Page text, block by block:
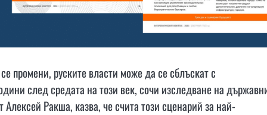
промени, руските власти може да се сблъскат с
след средата на този век, сочи изследване на
Ракша, казва, че счита този сценарий за най-